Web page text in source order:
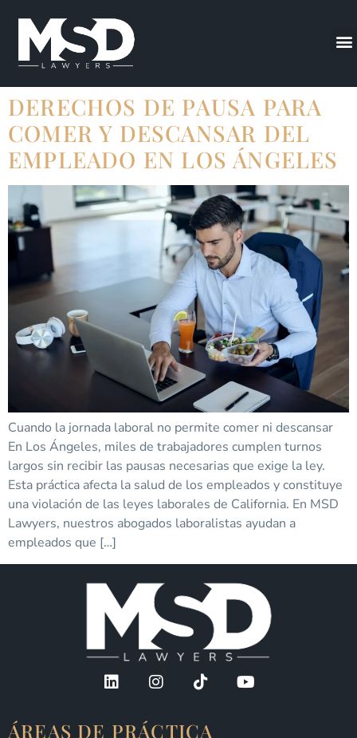
DERECHOS DE PAUSA PARA
COMER Y DESCANSAR DEL
EMPLEADO EN LOS ÁNGELES
Cuando la jornada laboral no permite comer ni descansar
En Los Ángeles, miles de trabajadores cumplen turnos
largos sin recibir las pausas necesarias que exige la ley.
Esta práctica afecta la salud de los empleados y constituye
una violación de las leyes laborales de California. En MSD
Lawyers, nuestros abogados laboralistas ayudan a
empleados que […]
ÁREAS DE PRÁCTICA